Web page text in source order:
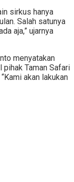
sirkus hanya
Salah satunya
aja,” ujarnya
menyatakan
Taman Safari
akan lakukan